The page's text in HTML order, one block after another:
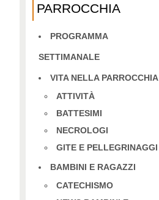
PARROCCHIA
PROGRAMMA
SETTIMANALE
VITA NELLA PARROCCHIA
ATTIVITÀ
BATTESIMI
NECROLOGI
GITE E PELLEGRINAGGI
BAMBINI E RAGAZZI
CATECHISMO